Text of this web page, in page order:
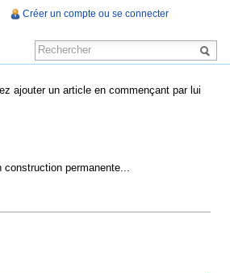
ajouter un article en commençant par lui
permanente...
Créer un compte ou se connecter